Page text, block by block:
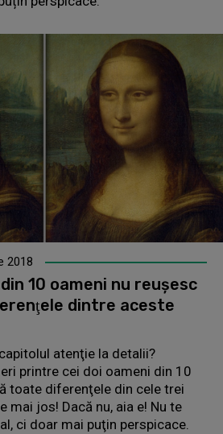
2018
din 10 oameni nu reuşesc
dintre aceste
atenţie la detalii?
printre cei doi oameni din 10
toate diferenţele din cele trei
mai jos! Dacă nu, aia e! Nu te
ci doar mai puţin perspicace.